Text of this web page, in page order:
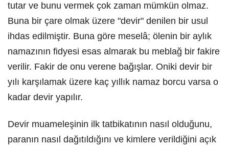
tutar ve bunu vermek çok zaman mümkün olmaz.
Buna bir çare olmak üzere "devir" denilen bir usul
ihdas edilmiştir. Buna göre meselâ; ölenin bir aylık
namazının fidyesi esas almarak bu meblağ bir fakire
verilir. Fakir de onu verene bağışlar. Oniki devir bir
yılı karşılamak üzere kaç yıllık namaz borcu varsa o
kadar devir yapılır.
Devir muameleşinin ilk tatbikatının nasıl olduğunu,
paranın nasıl dağıtıldığını ve kimlere verildiğini açık